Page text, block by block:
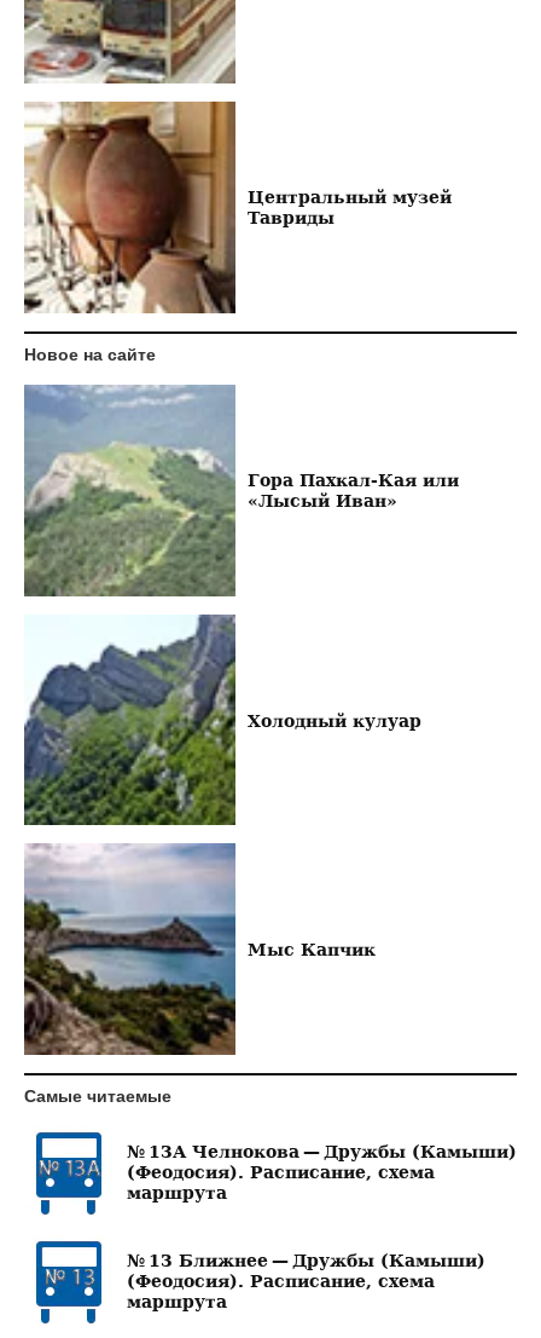
Центральный музей
Тавриды
Новое на сайте
Гора Пахкал-Кая или
«Лысый Иван»
Холодный кулуар
Мыс Капчик
Самые читаемые
№ 13А Челнокова — Дружбы (Камыши)
(Феодосия). Расписание, схема
маршрута
№ 13 Ближнее — Дружбы (Камыши)
(Феодосия). Расписание, схема
маршрута